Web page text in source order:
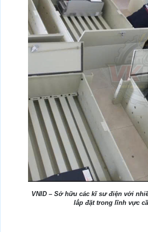
VNID – Sở hữu các kĩ sư điện với
lắp đặt trong lĩnh vực